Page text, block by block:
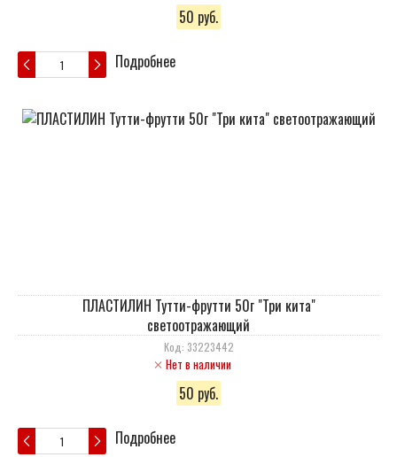
50 руб.
Подробнее
ПЛАСТИЛИН Тутти-фрутти 50г "Три кита"
светоотражающий
Код: 33223442
Нет в наличии
50 руб.
Подробнее